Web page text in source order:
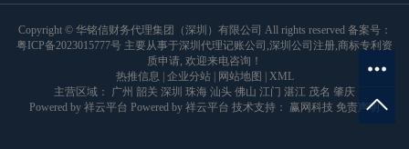
Copyright © 华铭信财务代理集团（深圳）有限公司 All rights reserved 备案号：
粤ICP备2023015777号 主要从事于深圳代理记账公司 ,深圳公司注册,商标专利资
质申请, 欢迎来电咨询！
热推信息
企业分站| 网站地图
XML
主营区域： 广州 韶关 深圳 珠海 汕头 佛山 江门 湛江 茂名 肇庆
Powered by 祥云平台 Powered by 祥云平台 技术支持： 赢网科技 免责声明